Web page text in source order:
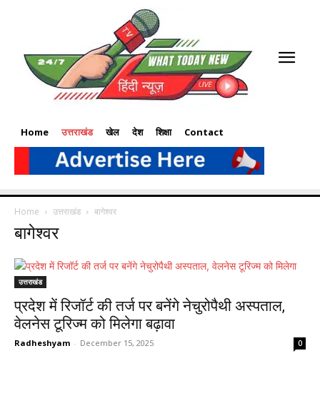
Home उत्तराखंड खेल देश शिक्षा Contact
Home उत्तराखंड बागेश्वर
बागेश्वर
उत्तराखंड
प्रदेश में रिजॉर्ट की तर्ज पर बनेंगे नेचुरोपैथी अस्पताल,
वेलनेस टूरिज्म को मिलेगा बढ़ावा
Radheshyam - December 15, 2025 0